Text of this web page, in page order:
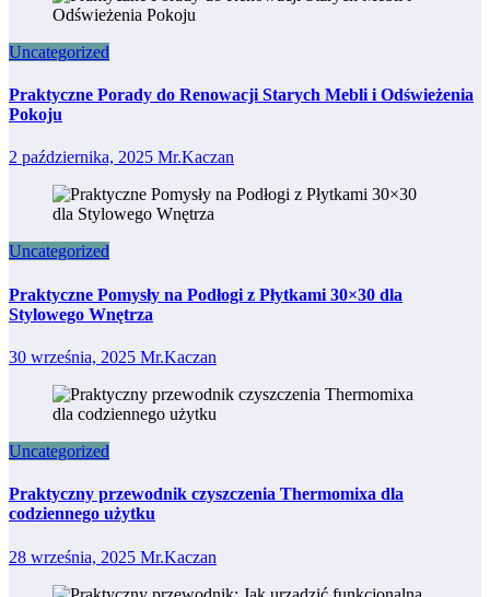
Uncategorized
Praktyczne Porady do Renowacji Starych Mebli i Odświeżenia
Pokoju
2 października, 2025 Mr.Kaczan
Uncategorized
Praktyczne Pomysły na Podłogi z Płytkami 30×30 dla
Stylowego Wnętrza
30 września, 2025 Mr.Kaczan
Uncategorized
Praktyczny przewodnik czyszczenia Thermomixa dla
codziennego użytku
28 września, 2025 Mr.Kaczan